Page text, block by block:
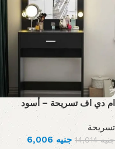
ام دي اف تسريحة – أسود
تسريحة
جنيه14,014 جنيه